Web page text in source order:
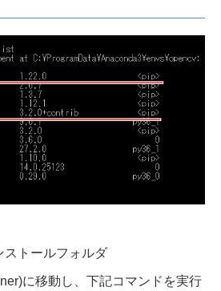
ストールフォルダ
に移動し、下記コマンドを実行